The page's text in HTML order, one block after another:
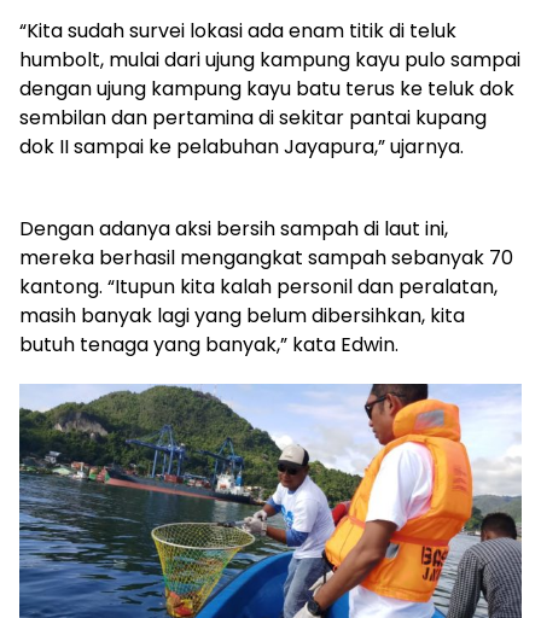
“Kita sudah survei lokasi ada enam titik di teluk
humbolt, mulai dari ujung kampung kayu pulo sampai
dengan ujung kampung kayu batu terus ke teluk dok
sembilan dan pertamina di sekitar pantai kupang
dok II sampai ke pelabuhan Jayapura,” ujarnya.
Dengan adanya aksi bersih sampah di laut ini,
mereka berhasil mengangkat sampah sebanyak 70
kantong. “Itupun kita kalah personil dan peralatan,
masih banyak lagi yang belum dibersihkan, kita
butuh tenaga yang banyak,” kata Edwin.